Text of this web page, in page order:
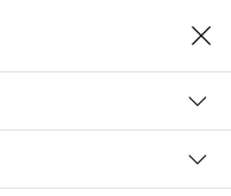
0